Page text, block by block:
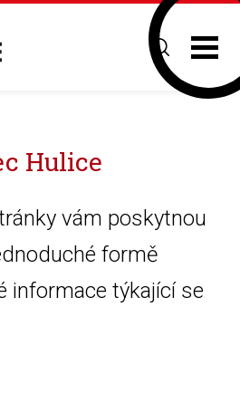
Hulice
vám poskytnou
formě
informace týkající se